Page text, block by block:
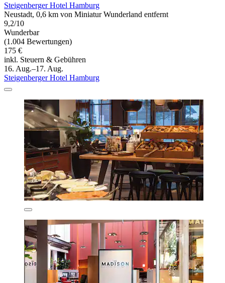
Steigenberger Hotel Hamburg
Neustadt, 0,6 km von Miniatur Wunderland entfernt
9,2/10
Wunderbar
(1.004 Bewertungen)
175 €
inkl. Steuern & Gebühren
16. Aug.–17. Aug.
Steigenberger Hotel Hamburg